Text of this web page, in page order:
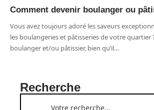
Comment devenir boulanger ou
Vous avez toujours adoré les saveurs
les boulangeries et pâtisseries de votre quartier
boulanger et/ou pâtissier, bien qu’il…
Recherche